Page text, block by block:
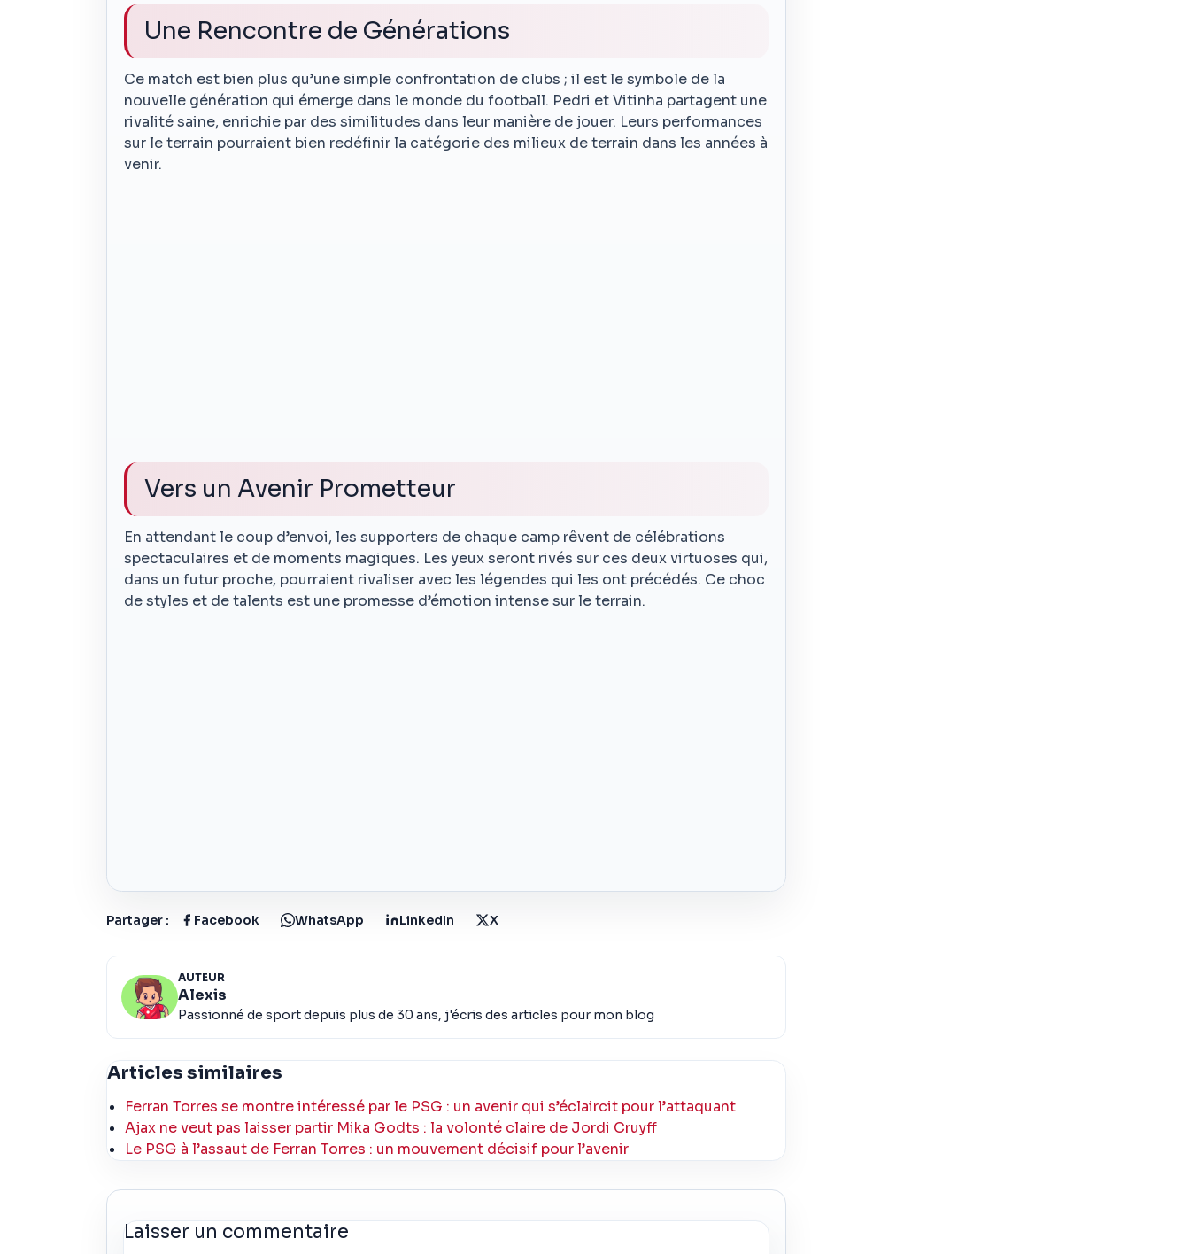
Une Rencontre de Générations
Ce match est bien plus qu’une simple confrontation de clubs ; il est le symbole de la
nouvelle génération qui émerge dans le monde du football. Pedri et Vitinha partagent une
rivalité saine, enrichie par des similitudes dans leur manière de jouer. Leurs performances
sur le terrain pourraient bien redéfinir la catégorie des milieux de terrain dans les années à
venir.
Vers un Avenir Prometteur
En attendant le coup d’envoi, les supporters de chaque camp rêvent de célébrations
spectaculaires et de moments magiques. Les yeux seront rivés sur ces deux virtuoses qui,
dans un futur proche, pourraient rivaliser avec les légendes qui les ont précédés. Ce choc
de styles et de talents est une promesse d’émotion intense sur le terrain.
Partager : Facebook WhatsApp LinkedIn X
AUTEUR
Alexis
Passionné de sport depuis plus de 30 ans, j'écris des articles pour mon blog
Articles similaires
Ferran Torres se montre intéressé par le PSG : un avenir qui s’éclaircit pour l’attaquant
Ajax ne veut pas laisser partir Mika Godts : la volonté claire de Jordi Cruyff
Le PSG à l’assaut de Ferran Torres : un mouvement décisif pour l’avenir
Laisser un commentaire